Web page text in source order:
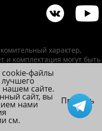
характер,
и комплектация могут быть
магазин ножей, пневматики,
cookie-файлы
нашем сайте.
сайт, вы
нами
см.
Принять